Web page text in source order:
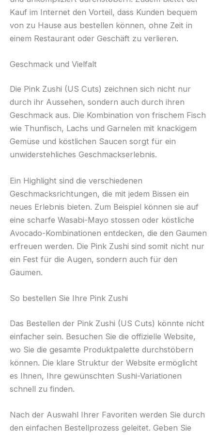
Kauf im Internet den Vorteil, dass Kunden bequem
von zu Hause aus bestellen können, ohne Zeit in
einem Restaurant oder Geschäft zu verlieren.
Geschmack und Vielfalt
Die Pink Zushi (US Cuts) zeichnen sich nicht nur
durch ihr Aussehen, sondern auch durch ihren
Geschmack aus. Die Kombination von frischem Fisch
wie Thunfisch, Lachs und Garnelen mit knackigem
Gemüse und köstlichen Saucen sorgt für ein
unwiderstehliches Geschmackserlebnis.
Ein Highlight sind die verschiedenen
Geschmacksrichtungen, die mit jedem Bissen ein
neues Erlebnis bieten. Zum Beispiel können sie auf
eine scharfe Wasabi-Mayo stossen oder köstliche
Avocado-Kombinationen entdecken, die den Gaumen
erfreuen werden. Die Pink Zushi sind somit nicht nur
ein Fest für die Augen, sondern auch für den
Gaumen.
So bestellen Sie Ihre Pink Zushi
Das Bestellen der Pink Zushi (US Cuts) könnte nicht
einfacher sein. Besuchen Sie die offizielle Website,
wo Sie die gesamte Produktpalette durchstöbern
können. Die klare Struktur der Website ermöglicht
es Ihnen, Ihre gewünschten Sushi-Variationen
schnell zu finden.
Nach der Auswahl Ihrer Favoriten werden Sie durch
den einfachen Bestellprozess geleitet. Geben Sie